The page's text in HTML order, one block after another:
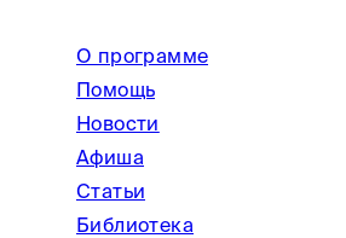
О программе
Помощь
Новости
Афиша
Статьи
Библиотека